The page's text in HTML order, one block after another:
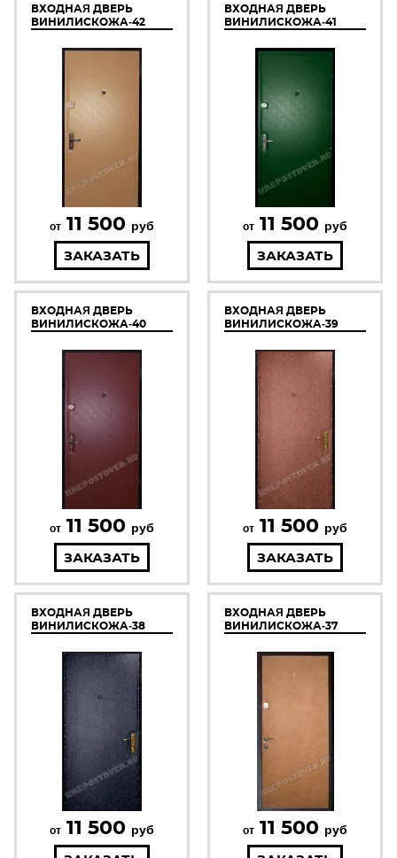
ВХОДНАЯ ДВЕРЬ
ВИНИЛИСКОЖА-42
от 11 500 руб
ЗАКАЗАТЬ
ВХОДНАЯ ДВЕРЬ
ВИНИЛИСКОЖА-41
от 11 500 руб
ЗАКАЗАТЬ
ВХОДНАЯ ДВЕРЬ
ВИНИЛИСКОЖА-40
от 11 500 руб
ЗАКАЗАТЬ
ВХОДНАЯ ДВЕРЬ
ВИНИЛИСКОЖА-39
от 11 500 руб
ЗАКАЗАТЬ
ВХОДНАЯ ДВЕРЬ
ВИНИЛИСКОЖА-38
от 11 500 руб
ВХОДНАЯ ДВЕРЬ
ВИНИЛИСКОЖА-37
от 11 500 руб